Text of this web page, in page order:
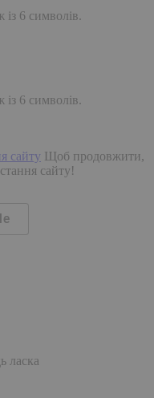
6 символів.
6 символів.
сайту Щоб продовжити,
сайту!
ласка